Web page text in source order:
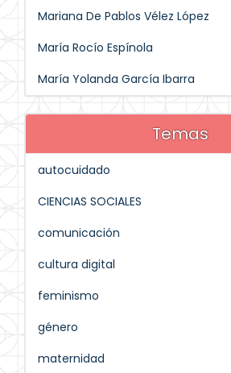
Mariana De Pablos Vélez López
María Rocío Espínola
María Yolanda García Ibarra
Temas
autocuidado
CIENCIAS SOCIALES
comunicación
cultura digital
feminismo
género
maternidad